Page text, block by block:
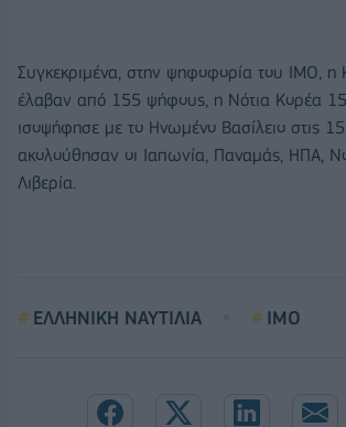
Συγκεκριμένα, στην ψηφοφορία του ΙΜΟ, η
έλαβαν από 155 ψήφους, η Νότια Κορέα
ισοψήφησε με το Ηνωμένο Βασίλειο στις
ακολούθησαν οι Ιαπωνία, Παναμάς, ΗΠΑ,
Λιβερία.
ΕΛΛΗΝΙΚΗ ΝΑΥΤΙΛΙΑ IMO